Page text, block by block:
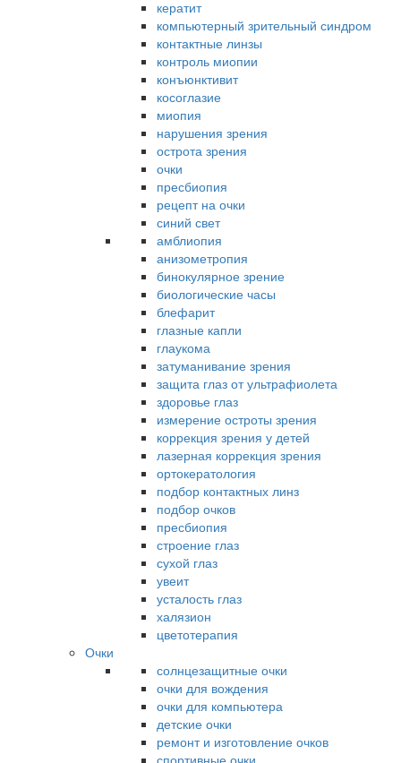
кератит
компьютерный зрительный синдром
контактные линзы
контроль миопии
конъюнктивит
косоглазие
миопия
нарушения зрения
острота зрения
очки
пресбиопия
рецепт на очки
синий свет
амблиопия
анизометропия
бинокулярное зрение
биологические часы
блефарит
глазные капли
глаукома
затуманивание зрения
защита глаз от ультрафиолета
здоровье глаз
измерение остроты зрения
коррекция зрения у детей
лазерная коррекция зрения
ортокератология
подбор контактных линз
подбор очков
пресбиопия
строение глаз
сухой глаз
увеит
усталость глаз
халязион
цветотерапия
Очки
солнцезащитные очки
очки для вождения
очки для компьютера
детские очки
ремонт и изготовление очков